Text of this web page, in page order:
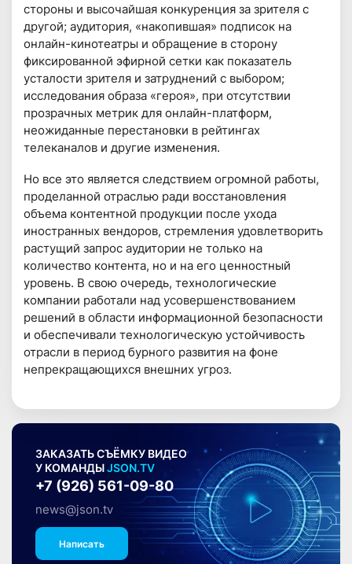
стороны и высочайшая конкуренция за зрителя с
другой; аудитория, «накопившая» подписок на
онлайн-кинотеатры и обращение в сторону
фиксированной эфирной сетки как показатель
усталости зрителя и затруднений с выбором;
исследования образа «героя», при отсутствии
прозрачных метрик для онлайн-платформ,
неожиданные перестановки в рейтингах
телеканалов и другие изменения.
Но все это является следствием огромной работы,
проделанной отраслью ради восстановления
объема контентной продукции после ухода
иностранных вендоров, стремления удовлетворить
растущий запрос аудитории не только на
количество контента, но и на его ценностный
уровень. В свою очередь, технологические
компании работали над усовершенствованием
решений в области информационной безопасности
и обеспечивали технологическую устойчивость
отрасли в период бурного развития на фоне
непрекращающихся внешних угроз.
ЗАКАЗАТЬ СЪЁМКУ ВИДЕО
У КОМАНДЫJSON.TV
+7 (926) 561-09-80
news@json.tv
Написать